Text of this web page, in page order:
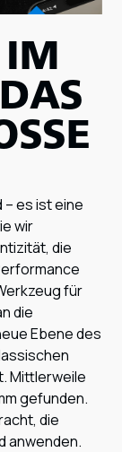
IM
D
– es ist eine
wir
die
für
die
Ebene des
Mittlerweile
gefunden.
die
anwenden.